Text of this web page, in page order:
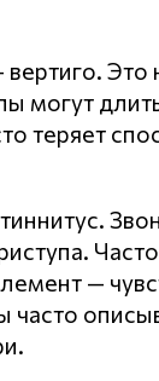
могут
теряет
—
часто